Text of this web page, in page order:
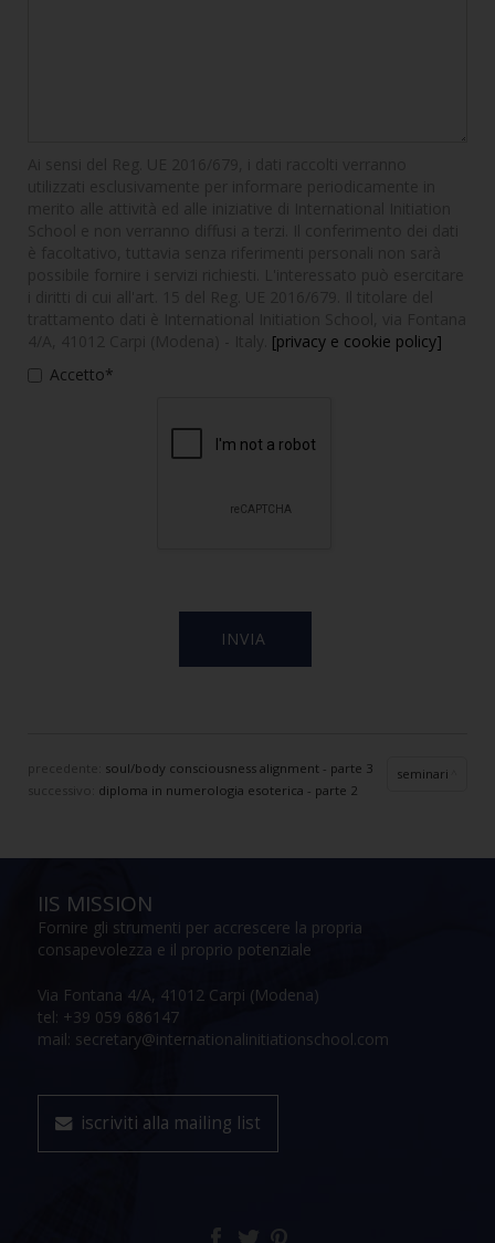
[privacy e cookie policy]
Accetto*
precedente: soul/body consciousness alignment - parte 3
diploma in numerologia esoterica - parte 2
seminari
IIS MISSION
Fornire gli strumenti per accrescere la propria
consapevolezza e il proprio potenziale
Via Fontana 4/A, 41012 Carpi (Modena)
tel: +39 059 686147
mail: secretary@internationalinitiationschool.com
iscriviti alla mailing list